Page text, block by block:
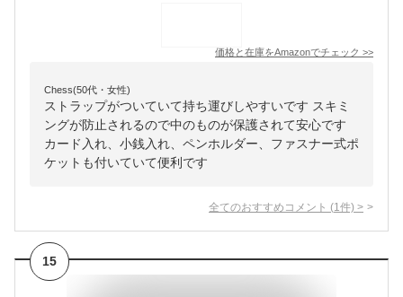
価格と在庫をAmazonでチェック >>
Chess(50代・女性)
ストラップがついていて持ち運びしやすいです スキミ
ングが防止されるので中のものが保護されて安心です
カード入れ、小銭入れ、ペンホルダー、ファスナー式ポ
ケットも付いていて便利です
全てのおすすめコメント (1 件) >
15